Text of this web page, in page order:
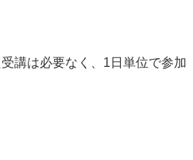
講は必要なく、1日単位で参加